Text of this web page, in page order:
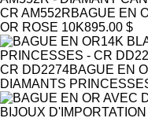
CR AM552RBAGUE EN
OR ROSE 10K895.00 $
CR DD2274BAGUE EN
DIAMANTS